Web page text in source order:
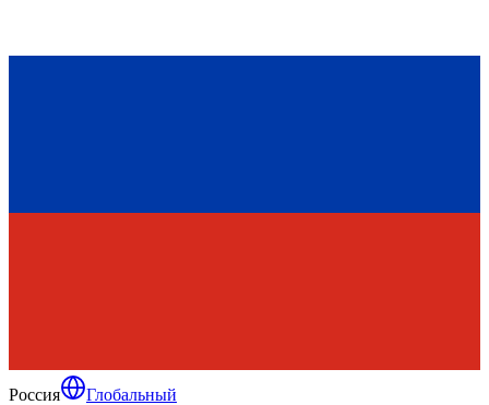
Россия Глобальный